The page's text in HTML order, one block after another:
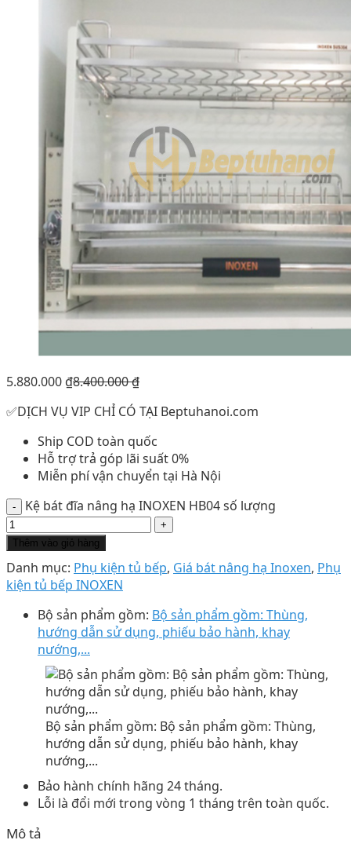
5.880.000 ₫8.400.000₫
✅DỊCH VỤ VIP CHỈ CÓ TẠI Beptuhanoi.com
Ship COD toàn quốc
Hỗ trợ trả góp lãi suất 0%
Miễn phí vận chuyển tại Hà Nội
Kệ bát đĩa nâng hạ INOXEN HB04 số lượng
Thêm vào giỏ hàng
Danh mục: Phụ kiện tủ bếp, Giá bát nâng hạ Inoxen, Phụ
kiện tủ bếp INOXEN
Bộ sản phẩm gồm: Bộ sản phẩm gồm: Thùng,
hướng dẫn sử dụng, phiếu bảo hành, khay
nướng,...
Bộ sản phẩm gồm: Bộ sản phẩm gồm: Thùng,
hướng dẫn sử dụng, phiếu bảo hành, khay
nướng,...
Bảo hành chính hãng 24 tháng.
Lỗi là đổi mới trong vòng 1 tháng trên toàn quốc.
Mô tả